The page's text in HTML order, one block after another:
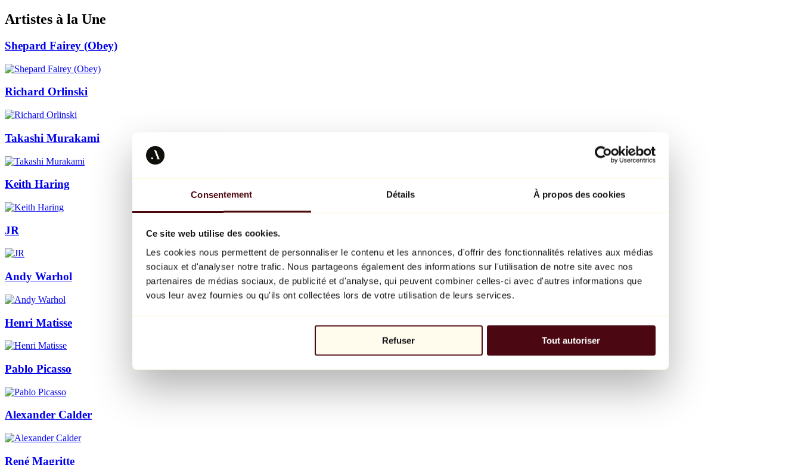
Consentement Détails À propos des cookies
Ce site web utilise des cookies.
Les cookies nous permettent de personnaliser le contenu et les annonces, d'offrir des fonctionnalités relatives aux médias
sociaux et d'analyser notre trafic. Nous partageons également des informations sur l'utilisation de notre site avec nos
partenaires de médias sociaux, de publicité et d'analyse, qui peuvent combiner celles-ci avec d'autres informations que
vous leur avez fournies ou qu'ils ont collectées lors de votre utilisation de leurs services.
Refuser Tout autoriser
Artistes à la Une
Shepard Fairey (Obey)
Richard Orlinski
Takashi Murakami
Keith Haring
JR
Andy Warhol
Henri Matisse
Pablo Picasso
Alexander Calder
René Magritte